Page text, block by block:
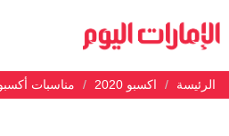
الرئيسة اكسبو 2020 مناسبات